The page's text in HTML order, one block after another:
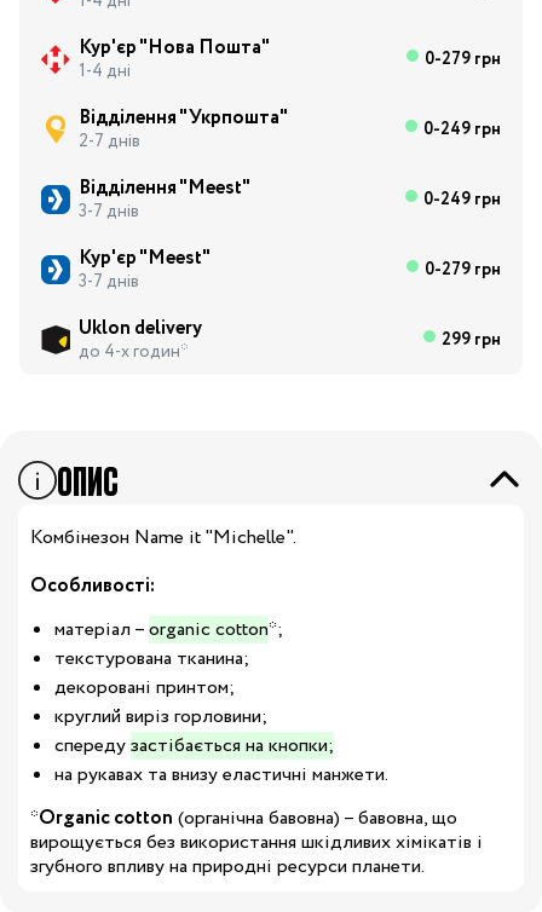
Кур'єр "Нова Пошта"
1-4 дні 0-279 грн
Відділення "Укрпошта"
2-7 днів 0-249 грн
Відділення "Meest"
3-7 днів 0-249 грн
Кур'єр "Meest"
3-7 днів 0-279 грн
Uklon delivery
до 4-х годин* 299 грн
ОПИС
Комбінезон Name it "Michelle".
Особливості:
матеріал –organic cotton*;
текстурована тканина;
декоровані принтом;
круглий виріз горловини;
спередузастібається на кнопки;
на рукавах та внизу еластичні манжети.
*Organic cotton (органічна бавовна) – бавовна, що
вирощується без використання шкідливих хімікатів і
згубного впливу на природні ресурси планети.